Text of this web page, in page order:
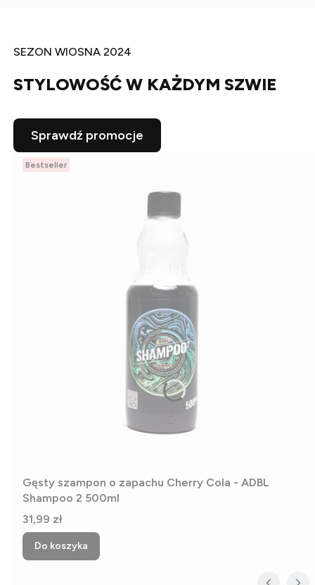
SEZON WIOSNA 2024
STYLOWOŚĆ W KAŻDYM SZWIE
Sprawdź promocje
Bestseller
Gęsty szampon o zapachu Cherry Cola - ADBL
Shampoo 2 500ml
Cena
31,99 zł
Do koszyka